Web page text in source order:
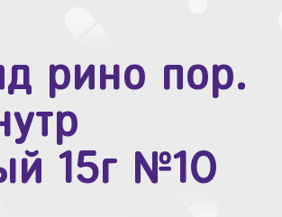
рино пор.
15г №10
п.п.о. 10мг